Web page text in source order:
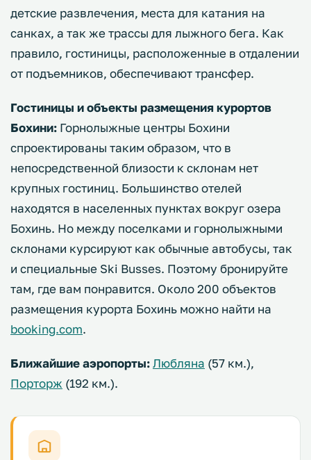
детские развлечения, места для катания на
санках, а так же трассы для лыжного бега. Как
правило, гостиницы, расположенные в отдалении
от подъемников, обеспечивают трансфер.
Гостиницы и объекты размещения курортов
Бохини: Горнолыжные центры Бохини
спроектированы таким образом, что в
непосредственной близости к склонам нет
крупных гостиниц. Большинство отелей
находятся в населенных пунктах вокруг озера
Бохинь. Но между поселками и горнолыжными
склонами курсируют как обычные автобусы, так
и специальные Ski Busses. Поэтому бронируйте
там, где вам понравится. Около 200 объектов
размещения курорта Бохинь можно найти на
booking.com.
Ближайшие аэропорты:Любляна (57 км.),
Порторж (192 км.).